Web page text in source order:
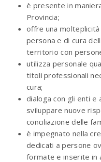
è presente in
Provincia;
offre una
persona e di cura
territorio con
utilizza personale
titoli professionali
cura;
dialoga con gli enti
sviluppare nuove
conciliazione delle
è impegnato nella
dedicati a persone
formate e inserite in